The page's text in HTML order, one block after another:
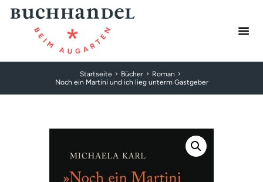
Startseite Bücher
Roman
Noch ein Martini und ich lieg unterm Gastgeber